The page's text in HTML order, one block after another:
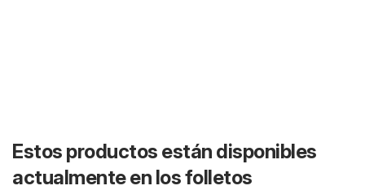
Estos productos están disponibles
actualmente en los folletos